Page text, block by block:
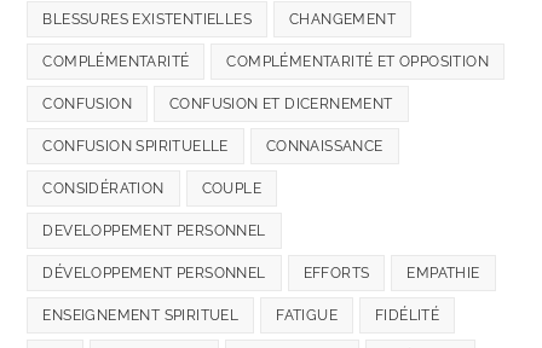
BLESSURES EXISTENTIELLES CHANGEMENT
COMPLÉMENTARITÉ COMPLÉMENTARITÉ ET OPPOSITION
CONFUSION CONFUSION ET DICERNEMENT
CONFUSION SPIRITUELLE CONNAISSANCE
CONSIDÉRATION COUPLE
DEVELOPPEMENT PERSONNEL
DÉVELOPPEMENT PERSONNEL EFFORTS EMPATHIE
ENSEIGNEMENT SPIRITUEL FATIGUE FIDÉLITÉ